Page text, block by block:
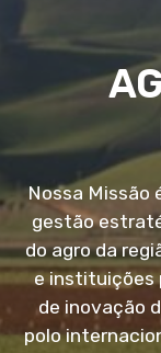
Nossa Missão
gestão
do agro da
e instituições
de inovação
polo